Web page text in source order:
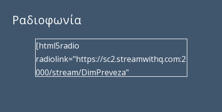
Ραδιοφωνία
[html5radio
radiolink="https://sc2.streamwithq.com:2
000/stream/DimPreveza"